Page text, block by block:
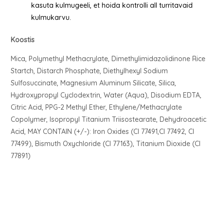
kasuta kulmugeeli, et hoida kontrolli all turritavaid
kulmukarvu.
Koostis
Mica, Polymethyl Methacrylate, Dimethylimidazolidinone Rice
Startch, Distarch Phosphate, Diethylhexyl Sodium
Sulfosuccinate, Magnesium Aluminum Silicate, Silica,
Hydroxypropyl Cyclodextrin, Water (Aqua), Disodium EDTA,
Citric Acid, PPG-2 Methyl Ether, Ethylene/Methacrylate
Copolymer, Isopropyl Titanium Triisostearate, Dehydroacetic
Acid, MAY CONTAIN (+/-): Iron Oxides (CI 77491,CI 77492, CI
77499), Bismuth Oxychloride (CI 77163), Titanium Dioxide (CI
77891)